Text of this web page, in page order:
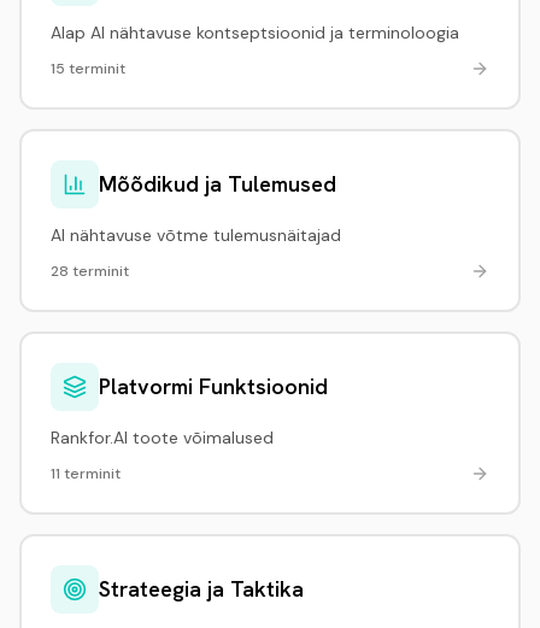
Alap AI nähtavuse kontseptsioonid ja terminoloogia
15 terminit
Mõõdikud ja Tulemused
AI nähtavuse võtme tulemusnäitajad
28 terminit
Platvormi Funktsioonid
Rankfor.AI toote võimalused
11 terminit
Strateegia ja Taktika